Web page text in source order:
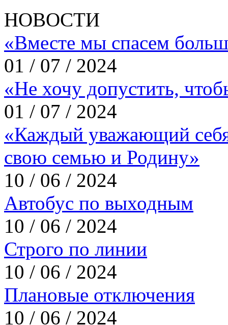
НОВОСТИ
«Вместе мы спасем
01 / 07 / 2024
«Не хочу допустить,
01 / 07 / 2024
«Каждый уважающий
свою семью и Родину»
10 / 06 / 2024
Автобус по выходным
10 / 06 / 2024
Строго по линии
10 / 06 / 2024
Плановые отключения
10 / 06 / 2024